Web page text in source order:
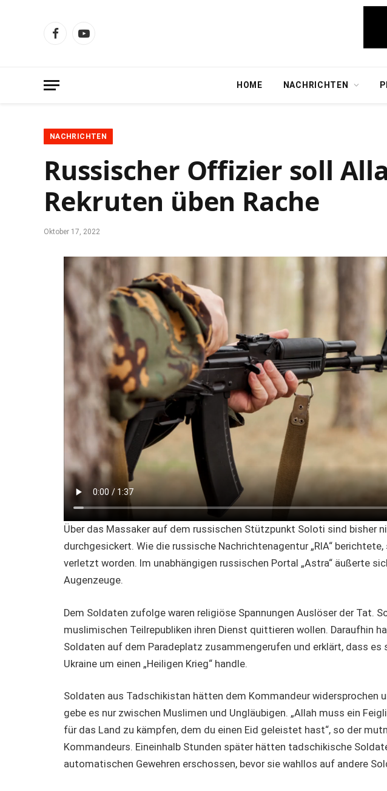
FacebookYouTube
HOME NACHRICHTEN
NACHRICHTEN
Russischer Offizier soll
Rekruten üben Rache
Oktober 17, 2022
Über das Massaker auf dem russischen Stützpunkt Soloti sind bisher
durchgesickert. Wie die russische Nachrichtenagentur „RIA“
verletzt worden. Im unabhängigen russischen Portal „Astra“ äußerte
Augenzeuge.
Dem Soldaten zufolge waren religiöse Spannungen Auslöser der Tat.
muslimischen Teilrepubliken ihren Dienst quittieren wollen. Daraufhin
Soldaten auf dem Paradeplatz zusammengerufen und erklärt, dass es
Ukraine um einen „Heiligen Krieg“ handle.
Soldaten aus Tadschikistan hätten dem Kommandeur widersprochen
gebe es nur zwischen Muslimen und Ungläubigen. „Allah muss ein
für das Land zu kämpfen, dem du einen Eid geleistet hast“, so der
Kommandeurs. Eineinhalb Stunden später hätten tadschikische
automatischen Gewehren erschossen, bevor sie wahllos auf andere